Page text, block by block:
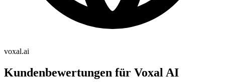
voxal.ai
Kundenbewertungen für Voxal AI